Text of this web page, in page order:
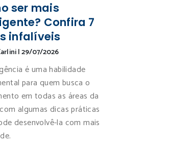
ser mais
Confira 7
infalíveis
|29/07/2026
é uma habilidade
para quem busca o
em todas as áreas da
algumas dicas práticas
desenvolvê-la com mais